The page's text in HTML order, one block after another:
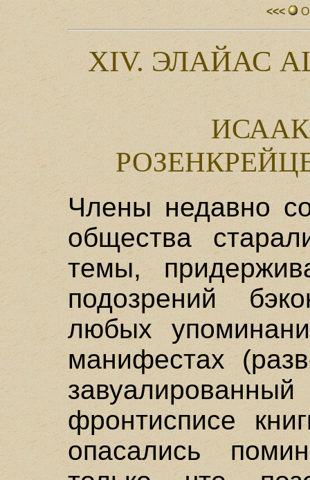
<<<
XIV. ЭЛАЙАС
Члены недавно
общества
темы,
подозрений
любых
манифестах
фронтисписе
опасались